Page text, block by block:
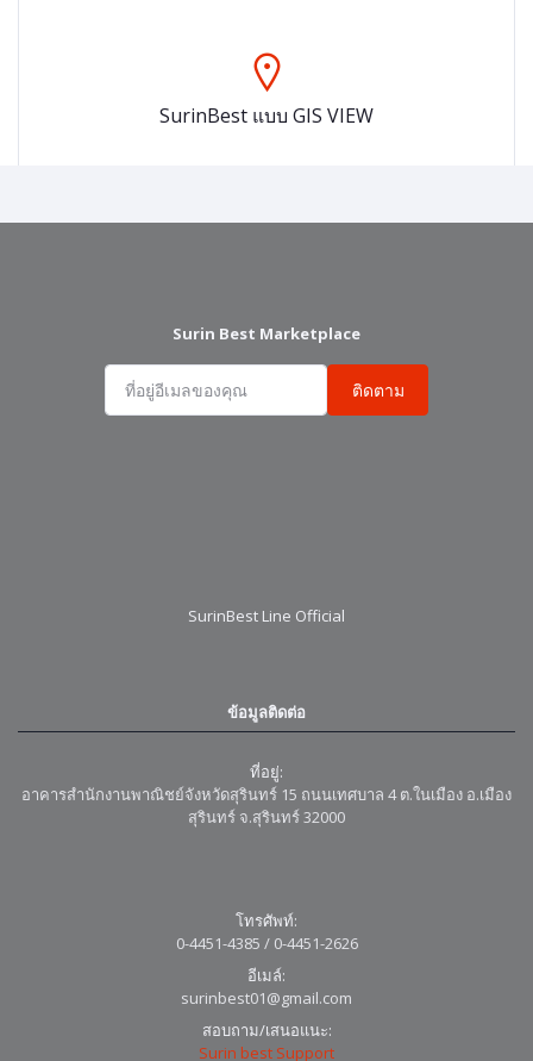
SurinBest แบบ GIS VIEW
Surin Best Marketplace
ติดตาม
SurinBest Line Official
ข้อมูลติดต่อ
ที่อยู่:
อาคารสำนักงานพาณิชย์จังหวัดสุรินทร์ 15 ถนนเทศบาล 4 ต.ในเมือง อ.เมือง
สุรินทร์ จ.สุรินทร์ 32000
โทรศัพท์:
0-4451-4385 / 0-4451-2626
อีเมล์:
surinbest01@gmail.com
สอบถาม/เสนอแนะ:
Surin best Support